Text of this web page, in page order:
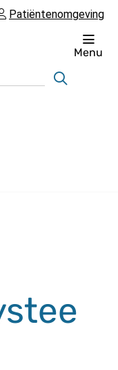
Patiëntenomgeving
Menu